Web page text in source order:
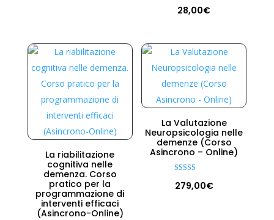
28,00€
La riabilitazione
cognitiva nelle
demenza. Corso
pratico per la
programmazione di
interventi efficaci
(Asincrono-Online)
La Valutazione
Neuropsicologia nelle
demenze (Corso
Asincrono – Online)
5.00
su 5
279,00€